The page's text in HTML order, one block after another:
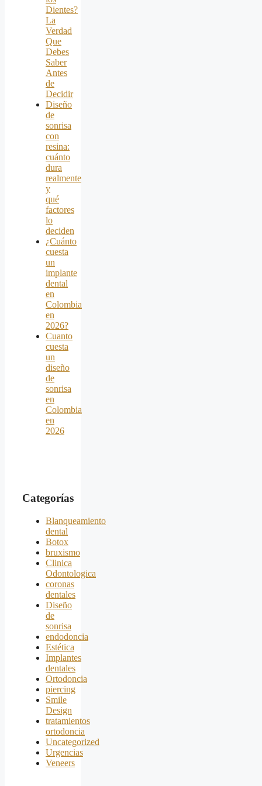
Dientes?
La
Verdad
Que
Debes
Saber
Antes
de
Decidir
Diseño
de
sonrisa
con
resina:
cuánto
dura
realmente
y
qué
factores
lo
deciden
¿Cuánto
cuesta
un
implante
dental
en
Colombia
en
2026?
Cuanto
cuesta
un
diseño
de
sonrisa
en
Colombia
en
2026
Categorías
Blanqueamiento
dental
Botox
bruxismo
Clinica
Odontologica
coronas
dentales
Diseño
de
sonrisa
endodoncia
Estética
Implantes
dentales
Ortodoncia
piercing
Smile
Design
tratamientos
ortodoncia
Uncategorized
Urgencias
Veneers